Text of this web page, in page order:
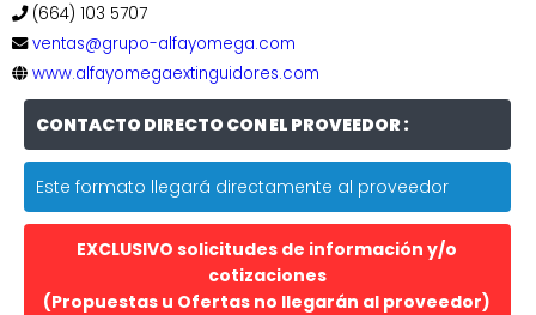
(664) 103 5707
ventas@grupo-alfayomega.com
www.alfayomegaextinguidores.com
CONTACTO DIRECTO CON EL PROVEEDOR :
Este formato llegará directamente al proveedor
EXCLUSIVO solicitudes de información y/o
cotizaciones
(Propuestas u Ofertas no llegarán al proveedor)